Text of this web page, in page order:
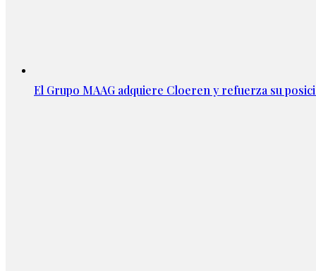
El Grupo MAAG adquiere Cloeren y refuerza su